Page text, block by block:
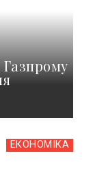
ЕКОНОМІКА